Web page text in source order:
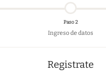
Paso 2
Ingreso de datos
Registrate